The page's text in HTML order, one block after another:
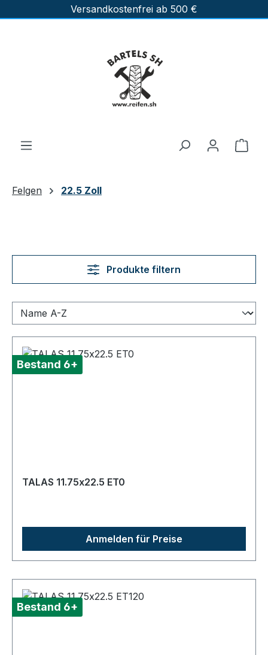
Zum Hauptinhalt springenVersandkostenfrei ab 500 €
Felgen 22.5 Zoll
Produkte filtern
Bestand 6+
TALAS 11.75x22.5 ET0
Anmelden für Preise
Bestand 6+